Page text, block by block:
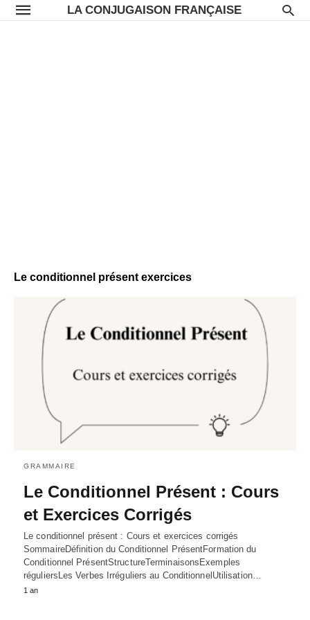
LA CONJUGAISON FRANÇAISE
Le conditionnel présent exercices
GRAMMAIRE
Le Conditionnel Présent : Cours
et Exercices Corrigés
Le conditionnel présent : Cours et exercices corrigés
SommaireDéfinition du Conditionnel PrésentFormation du
Conditionnel PrésentStructureTerminaisonsExemples
réguliersLes Verbes Irréguliers au ConditionnelUtilisation…
1 an